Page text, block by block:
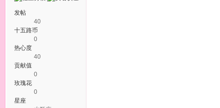
发帖
40
十五路币
0
热心度
40
贡献值
0
玫瑰花
0
星座